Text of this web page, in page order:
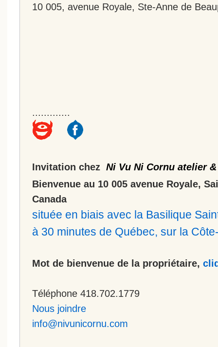
10 005, avenue Royale, Ste-Anne de
.............
Invitation chez Ni Vu Ni Cornu atelier
Bienvenue au 10 005 avenue Royale,
Canada
située en biais avec la Basilique
à 30 minutes de Québec, sur la
Mot de bienvenue de la propriétaire,
Téléphone 418.702.1779
Nous joindre
info@nivunicornu.com